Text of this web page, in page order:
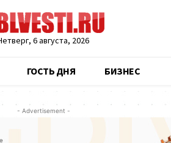
6 августа, 2026
ГОСТЬ ДНЯ БИЗНЕС
- Advertisement -